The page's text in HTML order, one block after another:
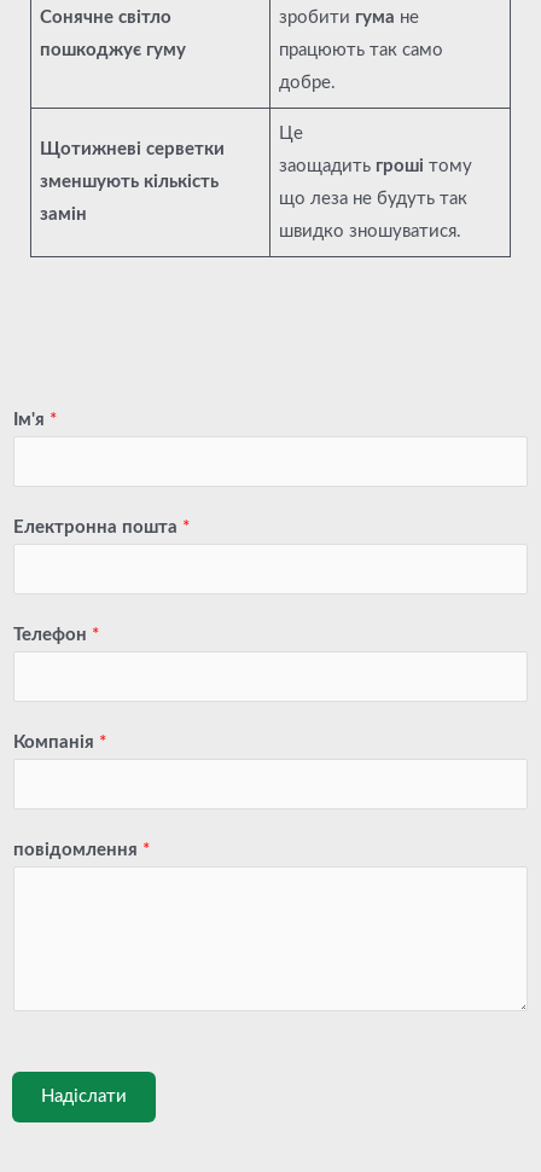
Сонячне світло
пошкоджує гуму
зробити гума не
працюють так само
добре.
Щотижневі серветки
зменшують кількість
замін
Це
заощадить гроші тому
що леза не будуть так
швидко зношуватися.
Ім'я *
Електронна пошта *
Телефон *
Компанія *
повідомлення *
Надіслати